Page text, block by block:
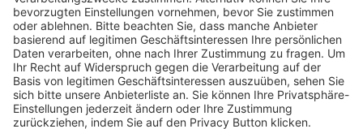
Schulungsangebot Vereinsmitarbeiter
BFV-Geschäftsstellen
Trainerbörse
Login SpielPlus